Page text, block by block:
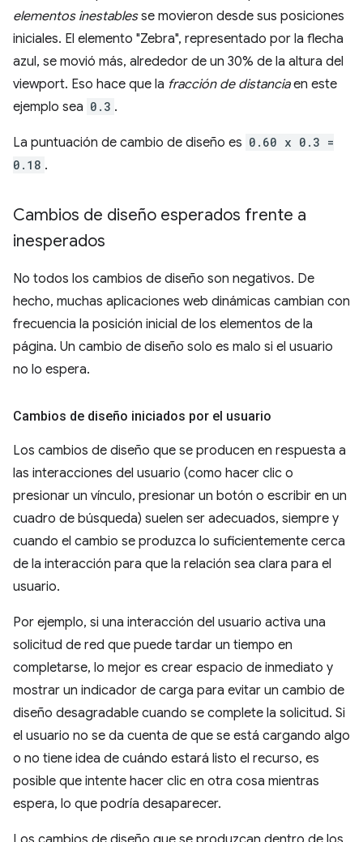
elementos inestablesse movieron desde sus posiciones
iniciales. El elemento "Zebra", representado por la flecha
azul, se movió más, alrededor de un 30% de la altura del
viewport. Eso hace que la fracción de distanciaen este
ejemplo sea 0.3 .
La puntuación de cambio de diseño es 0.60 x 0.3 =
0.18 .
Cambios de diseño esperados frente a
inesperados
No todos los cambios de diseño son negativos. De
hecho, muchas aplicaciones web dinámicas cambian con
frecuencia la posición inicial de los elementos de la
página. Un cambio de diseño solo es malo si el usuario
no lo espera.
Cambios de diseño iniciados por el usuario
Los cambios de diseño que se producen en respuesta a
las interacciones del usuario (como hacer clic o
presionar un vínculo, presionar un botón o escribir en un
cuadro de búsqueda) suelen ser adecuados, siempre y
cuando el cambio se produzca lo suficientemente cerca
de la interacción para que la relación sea clara para el
usuario.
Por ejemplo, si una interacción del usuario activa una
solicitud de red que puede tardar un tiempo en
completarse, lo mejor es crear espacio de inmediato y
mostrar un indicador de carga para evitar un cambio de
diseño desagradable cuando se complete la solicitud. Si
el usuario no se da cuenta de que se está cargando algo
o no tiene idea de cuándo estará listo el recurso, es
posible que intente hacer clic en otra cosa mientras
espera, lo que podría desaparecer.